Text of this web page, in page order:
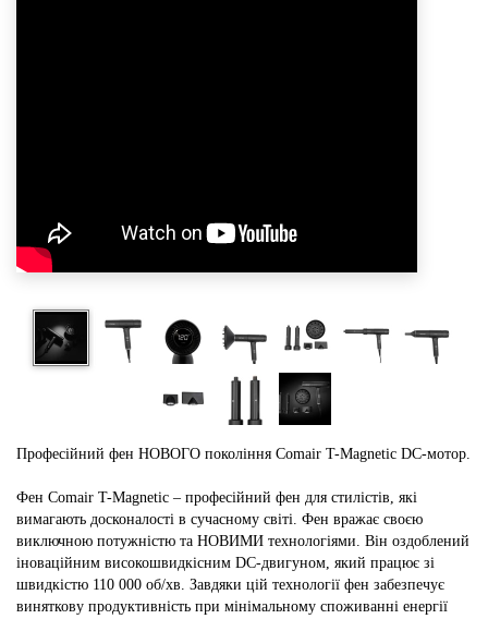
Професійний фен НОВОГО покоління Comair T-Magnetic DC-мотор.
Фен Comair T-Magnetic – професійний фен для стилістів, які
вимагають досконалості в сучасному світі. Фен вражає своєю
виключною потужністю та НОВИМИ технологіями. Він оздоблений
іноваційним високошвидкісним DC-двигуном, який працює зі
швидкістю 110 000 об/хв. Завдяки цій технології фен забезпечує
виняткову продуктивність при мінімальному споживанні енергії